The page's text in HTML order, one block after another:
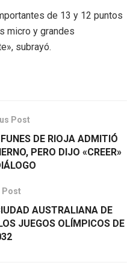
de 13 y 12 puntos
micro y grandes
subrayó.
Post
DE RIOJA ADMITIÓ
PERO DIJO «CREER»
Post
AUSTRALIANA DE
JUEGOS OLÍMPICOS DE